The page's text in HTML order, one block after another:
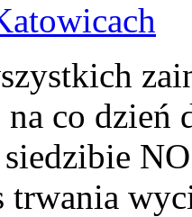
co
trwania